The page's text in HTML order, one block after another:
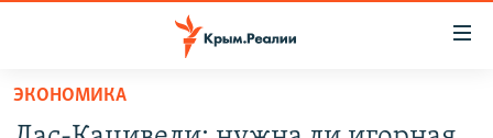
Вернуться
ЭКОНОМИКА